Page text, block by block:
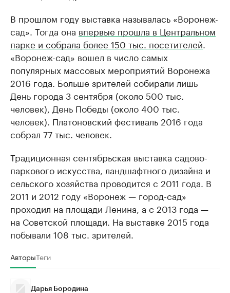
В прошлом году выставка называлась «Воронеж-
сад». Тогда она впервые прошла в Центральном
парке и собрала более 150 тыс. посетителей
«Воронеж-сад» вошел в число самых
популярных массовых мероприятий Воронежа
2016 года. Больше зрителей собирали лишь
День города 3 сентября (около 500 тыс.
человек), День Победы (около 400 тыс.
человек). Платоновский фестиваль 2016 года
собрал 77 тыс. человек.
Традиционная сентябрьская выставка садово-
паркового искусства, ландшафтного дизайна и
сельского хозяйства проводится с 2011 года. В
2011 и 2012 году «Воронеж — город-сад»
проходил на площади Ленина, а с 2013 года —
на Советской площади. На выставке 2015 года
побывали 108 тыс. зрителей.
АвторыТеги
Дарья Бородина